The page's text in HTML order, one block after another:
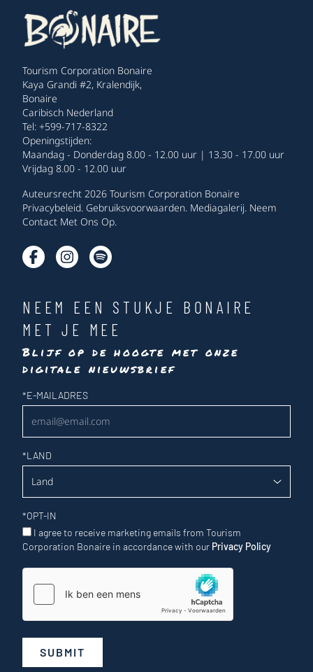
Tourism Corporation Bonaire
Kaya Grandi #2, Kralendijk,
Bonaire
Caribisch Nederland
Tel: +599-717-8322
Openingstijden:
Maandag - Donderdag 8.00 - 12.00 uur | 13.30 - 17.00 uur
Vrijdag 8.00 - 12.00 uur
Auteursrecht 2026 Tourism Corporation Bonaire
Privacybeleid. Gebruiksvoorwaarden. Mediagalerij. Neem
Contact Met Ons Op.
NEEM EEN STUKJE BONAIRE
MET JE MEE
Blijf op de hoogte met onze
digitale nieuwsbrief
Nieuwsbrief
*E-MAILADRES
*LAND
*OPT-IN
I agree to receive marketing emails from Tourism
Corporation Bonaire in accordance with our Privacy Policy
SUBMIT